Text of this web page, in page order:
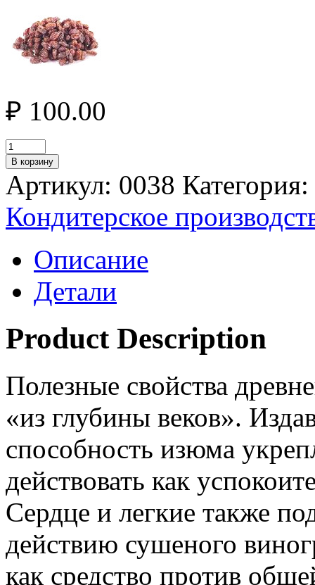
₽ 100.00
В корзину
Артикул: 0038 Категория:
Кондитерское
Описание
Детали
Product Description
Полезные свойства
«из глубины веков».
способность изюма
действовать как
Сердце и легкие также
действию сушеного
как средство против